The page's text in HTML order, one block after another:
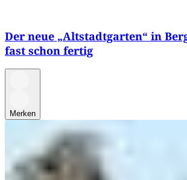
Der neue „Altstadtgarten“ in
fast schon fertig
Merken